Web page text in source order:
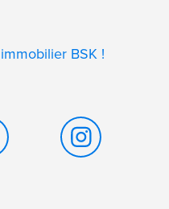
BSK !